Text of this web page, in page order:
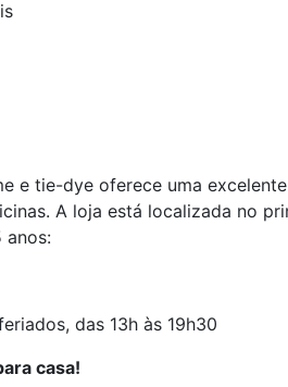
e tie-dye oferece uma
A loja está localizada no
anos:
das 13h às 19h30
casa!